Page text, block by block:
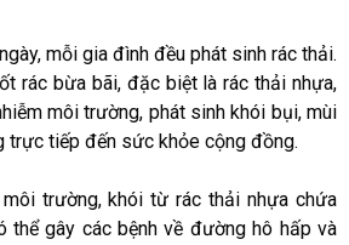
mỗi gia đình đều phát sinh rác thải.
rác bừa bãi, đặc biệt là rác thải nhựa,
môi trường, phát sinh khói bụi, mùi
trực tiếp đến sức khỏe cộng đồng.
trường, khói từ rác thải nhựa chứa
thể gây các bệnh về đường hô hấp và